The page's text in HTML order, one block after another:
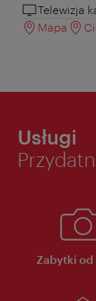
Telewizja
Mapa
Usługi
Zabytki od